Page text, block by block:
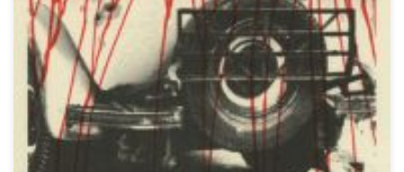
La resolución de una trama detectivesca no viene a ser un
objetivo principal, sino que la importancia de toda novela negra
presenta una atmósfera asfixiante, insegura, violenta, injusta,
corrompida por el poder. La división entre buenos y malos queda
difuminada, sus protagonistas son individuos derrotados, en
decadencia, que buscan la […]